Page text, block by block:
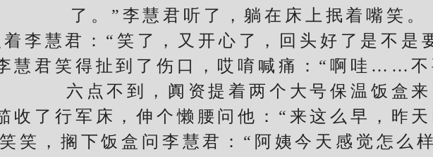
了。”李慧君听了，躺在床上抿着嘴笑。
慧君：“笑了，又开心了，回头好了是不是
君笑得扯到了伤口，哎唷喊痛：“啊哇……
六点不到，阗资提着两个大号保温饭盒来
了行军床，伸个懒腰问他：“来这么早，昨天
，搁下饭盒问李慧君：“阿姨今天感觉怎么